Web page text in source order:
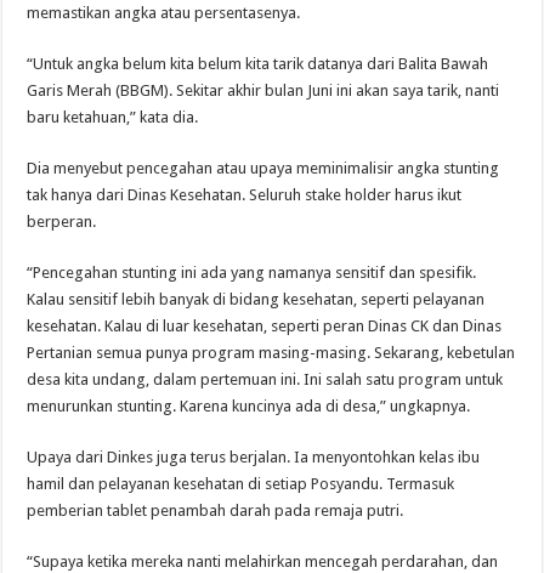
memastikan angka atau persentasenya.
“Untuk angka belum kita belum kita tarik datanya dari Balita Bawah
Garis Merah (BBGM). Sekitar akhir bulan Juni ini akan saya tarik, nanti
baru ketahuan,” kata dia.
Dia menyebut pencegahan atau upaya meminimalisir angka stunting
tak hanya dari Dinas Kesehatan. Seluruh stake holder harus ikut
berperan.
“Pencegahan stunting ini ada yang namanya sensitif dan spesifik.
Kalau sensitif lebih banyak di bidang kesehatan, seperti pelayanan
kesehatan. Kalau di luar kesehatan, seperti peran Dinas CK dan Dinas
Pertanian semua punya program masing-masing. Sekarang, kebetulan
desa kita undang, dalam pertemuan ini. Ini salah satu program untuk
menurunkan stunting. Karena kuncinya ada di desa,” ungkapnya.
Upaya dari Dinkes juga terus berjalan. Ia menyontohkan kelas ibu
hamil dan pelayanan kesehatan di setiap Posyandu. Termasuk
pemberian tablet penambah darah pada remaja putri.
“Supaya ketika mereka nanti melahirkan mencegah perdarahan, dan